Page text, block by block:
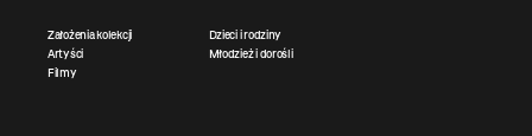
Założenia kolekcji
Artyści
Filmy
Dzieci i rodziny
Młodzież i dorośli